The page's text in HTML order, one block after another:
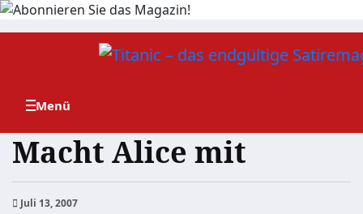
Zum
Macht Alice mit
Juli 13, 2007